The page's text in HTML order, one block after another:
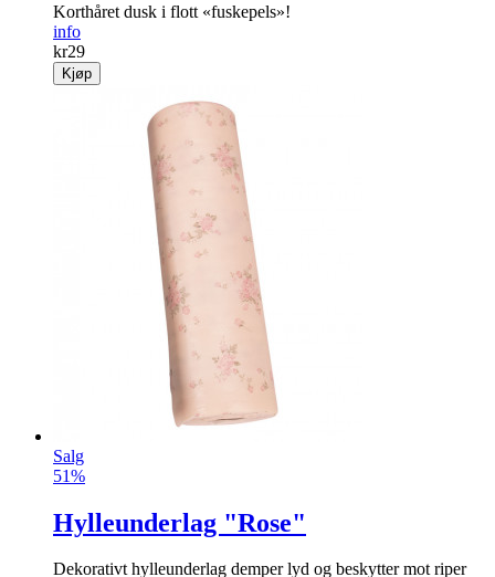
Korthåret dusk i flott «fuskepels»!
info
kr29
Kjøp
Salg
51%
Hylleunderlag "Rose"
Dekorativt hylleunderlag demper lyd og beskytter mot riper